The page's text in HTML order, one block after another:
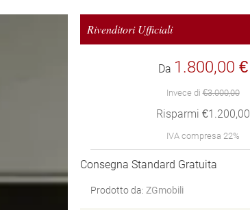
Rivenditori Ufficiali
Da 1.800,00 €
Invece di€3.000,00
Risparmi €1.200,00
IVA compresa 22%
Consegna Standard Gratuita
Prodotto da:ZGmobili